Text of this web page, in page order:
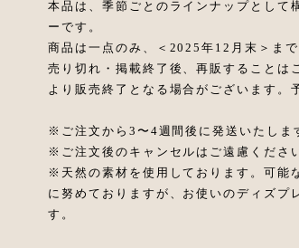
本品は、季節ごとのラインナップとして
ーです。
商品は一点のみ、＜2025年12月末＞ま
売り切れ・掲載終了後、再販することは
より販売終了となる場合がございます。
※ご注文から3〜4週間後に発送いたしま
※ご注文後のキャンセルはご遠慮くださ
※天然の素材を使用しております。可能
に努めておりますが、お使いのディズプ
す。